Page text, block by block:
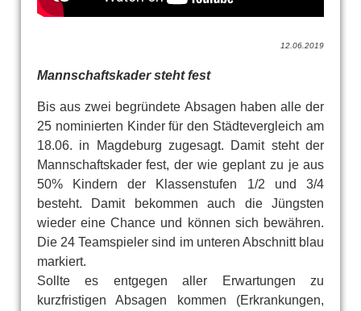
12.06.2019
Mannschaftskader steht fest
Bis aus zwei begründete Absagen haben alle der
25 nominierten Kinder für den Städtevergleich am
18.06. in Magdeburg zugesagt. Damit steht der
Mannschaftskader fest, der wie geplant zu je aus
50% Kindern der Klassenstufen 1/2 und 3/4
besteht. Damit bekommen auch die Jüngsten
wieder eine Chance und können sich bewähren.
Die 24 Teamspieler sind im unteren Abschnitt blau
markiert.
Sollte es entgegen aller Erwartungen zu
kurzfristigen Absagen kommen (Erkrankungen,